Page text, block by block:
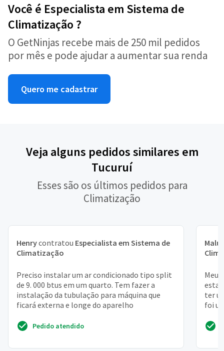
Você é Especialista em Sistema de
Climatização ?
O GetNinjas recebe mais de 250 mil pedidos
por mês e pode ajudar a aumentar sua renda
Quero me cadastrar
Veja alguns pedidos similares em
Tucuruí
Esses são os últimos pedidos para
Climatização
Henrycontratou Especialista em Sistema de
Climatização
Preciso instalar um ar condicionado tipo split
de 9. 000 btus em um quarto. Tem fazer a
instalação da tubulação para máquina que
ficará externa e longe do aparelho
Pedido atendido
Malu
Meu
ter
foi